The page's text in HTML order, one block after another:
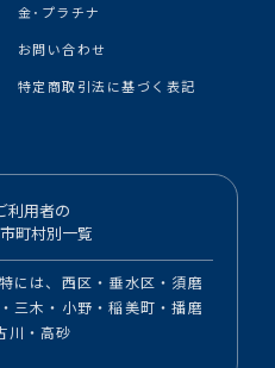
金･プラチナ
お問い合わせ
特定商取引法に基づく表記
利用者の
町村別一覧
には、西区・垂水区・須磨
三木・小野・稲美町・播磨
川・高砂